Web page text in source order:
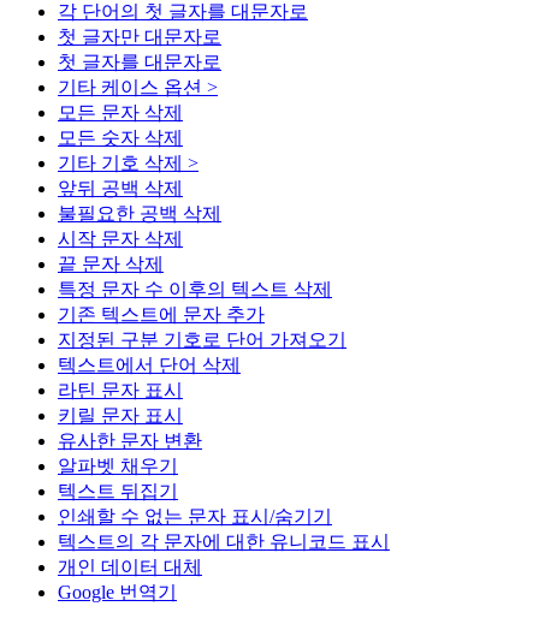
각 단어의 첫 글자를 대문자로
첫 글자만 대문자로
첫 글자를 대문자로
기타 케이스 옵션 >
모든 문자 삭제
모든 숫자 삭제
기타 기호 삭제 >
앞뒤 공백 삭제
불필요한 공백 삭제
시작 문자 삭제
끝 문자 삭제
특정 문자 수 이후의 텍스트 삭제
기존 텍스트에 문자 추가
지정된 구분 기호로 단어 가져오기
텍스트에서 단어 삭제
라틴 문자 표시
키릴 문자 표시
유사한 문자 변환
알파벳 채우기
텍스트 뒤집기
인쇄할 수 없는 문자 표시/숨기기
텍스트의 각 문자에 대한 유니코드 표시
개인 데이터 대체
Google 번역기